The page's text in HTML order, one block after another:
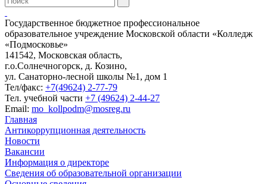
Государственное бюджетное профессиональное
образовательное учреждение Московской области «Колледж
«Подмосковье»
141542, Московская область,
г.о.Солнечногорск, д. Козино,
ул. Санаторно-лесной школы №1, дом 1
Тел/факс: +7(49624) 2-77-79
Тел. учебной части +7 (49624) 2-44-27
Email: mo_kollpodm@mosreg.ru
Главная
Антикоррупционная деятельность
Новости
Вакансии
Информация о директоре
Сведения об образовательной организации